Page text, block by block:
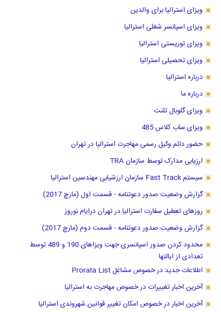
ویزای استرالیا برای والدین
ویزای اسپانسر شغلی استرالیا
ویزای توریستی استرالیا
ویزای تحصیلی استرالیا
درباره استرالیا
درباره ما
ویزای گلوبال تلنت
ویزای ساب کلاس 485
حضور دائم وکیل رسمی مهاجرت استرالیا در تهران
ارزیابی مدارک توسط سازمان TRA
سیستم Fast Track سازمان ارزشیابی مهندسین استرالیا
گزارش وضعیت صدور دعوتنامه - قسمت اول (مارچ 2017)
روزهای تعطیل سفارت استرالیا در تهران درایام نوروز
گزارش وضعیت صدور دعوتنامه - قسمت دوم (مارچ 2017)
محدود کردن صدور اسپانسری جهت ویزاهای 190 و 489 توسط
تعدادی از ایالتها
اطلاعات جدید در خصوص مشاغل Prorata List
آخرین اخبار تغییرات در خصوص مهاجرت به استرالیا
آخرین اخبار در خصوص امکان تغییر قوانین شهروندی استرالیا